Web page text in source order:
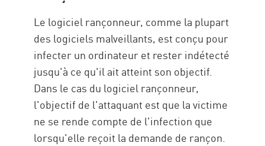
Détection par le comportement
Trafic anormal
Le logiciel rançonneur, comme la plupart
des logiciels malveillants, est conçu pour
infecter un ordinateur et rester indétecté
jusqu'à ce qu'il ait atteint son objectif.
Dans le cas du logiciel rançonneur,
l'objectif de l'attaquant est que la victime
ne se rende compte de l'infection que
lorsqu'elle reçoit la demande de rançon.